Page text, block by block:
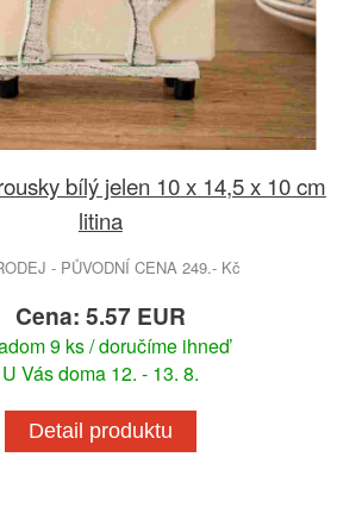
bílý jelen 10 x 14,5 x 10 cm
litina
- PŮVODNÍ CENA 249.- Kč
Cena: 5.57 EUR
9 ks / doručíme ihneď
U Vás doma 12. - 13. 8.
Detail produktu